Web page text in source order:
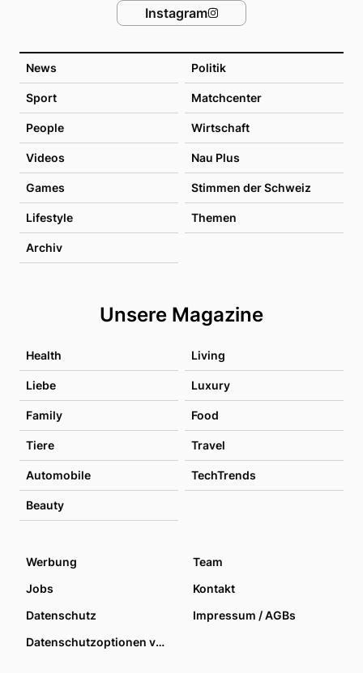
News Politik
Sport Matchcenter
People Wirtschaft
Videos Nau Plus
Games Stimmen der Schweiz
Lifestyle Themen
Archiv
Unsere Magazine
Health Living
Liebe Luxury
Family Food
Tiere Travel
Automobile TechTrends
Beauty
Instagram
Werbung
Team
Jobs
Kontakt
Datenschutz
Impressum / AGBs
Datenschutzoptionen verwalten